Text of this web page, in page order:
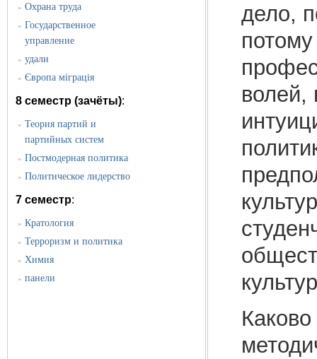
» Охрана труда
» Государственное
управление
» удали
» Європа міграція
8 семестр (зачёты):
» Теория партий и
партийных систем
» Постмодерная политика
» Политическое лидерство
7 семестр:
» Кратология
» Терроризм и политика
» Химия
» панели
дело,
волей,